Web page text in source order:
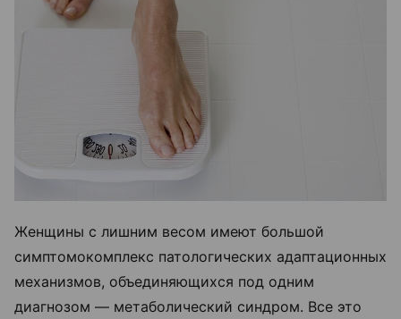
Женщины с лишним весом имеют большой
симптомокомплекс патологических адаптационных
механизмов, объединяющихся под одним
диагнозом — метаболический синдром. Все это